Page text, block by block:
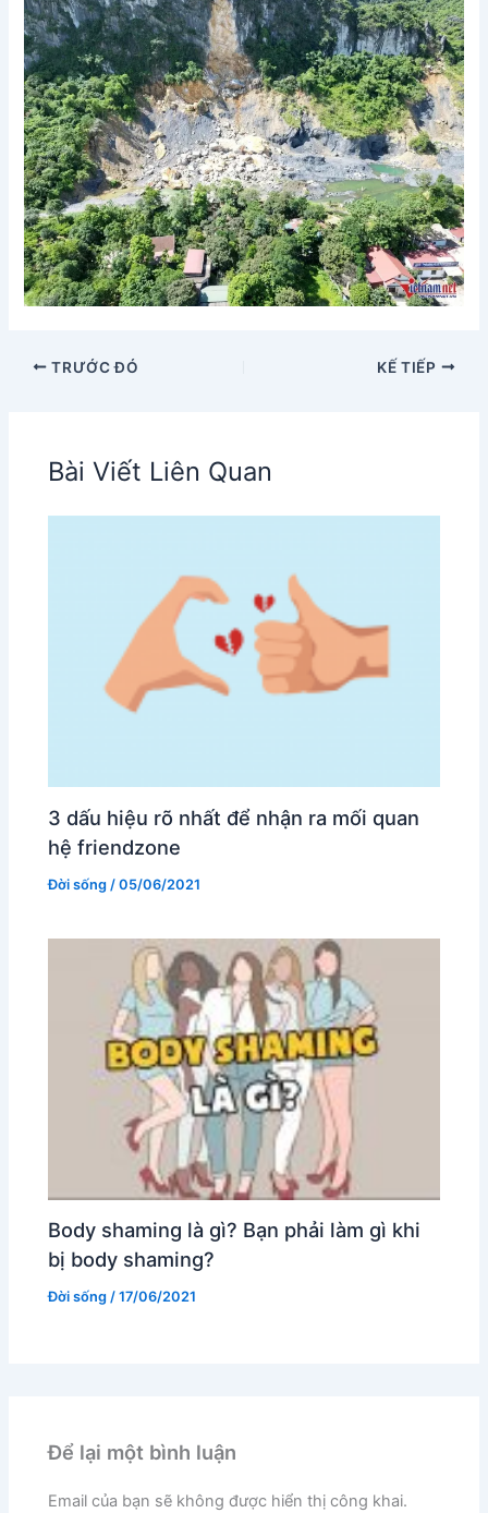
TRƯỚC ĐÓ KẾ TIẾP
Bài Viết Liên Quan
3 dấu hiệu rõ nhất để nhận ra mối quan
hệ friendzone
Đời sống /05/06/2021
Body shaming là gì? Bạn phải làm gì khi
bị body shaming?
Đời sống /17/06/2021
Để lại một bình luận
Email của bạn sẽ không được hiển thị công khai.